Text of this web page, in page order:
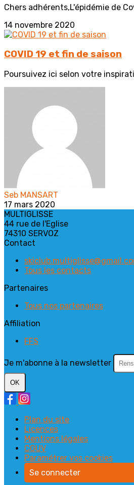
Chers adhérents,L'épidémie de
14 novembre 2020
COVID 19 et fin de saison
Poursuivez ici selon votre
Seb MANSART
17 mars 2020
MULTIGLISSE
44 rue de l'Eglise
74310 SERVOZ
Contact
Tous les contacts
Partenaires
Tous nos partenaires
Affiliation
FFS
Je m'abonne à la newsletter
OK
Plan du site
Licences
Mentions légales
CGUV
Paramétrer vos cookies
Se connecter